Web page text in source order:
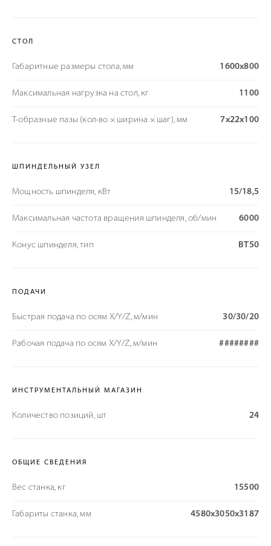
СТОЛ
Габаритные размеры стола, мм 1600x800
Максимальная нагрузка на стол, кг 1100
Т-образные пазы (кол-во × ширина × шаг), мм 7х22x100
ШПИНДЕЛЬНЫЙ УЗЕЛ
Мощность шпинделя, кВт 15/18,5
Максимальная частота вращения шпинделя, об/мин 6000
Конус шпинделя, тип BT50
ПОДАЧИ
Быстрая подача по осям X/Y/Z, м/мин 30/30/20
Рабочая подача по осям X/Y/Z, м/мин ########
ИНСТРУМЕНТАЛЬНЫЙ МАГАЗИН
Количество позиций, шт 24
ОБЩИЕ СВЕДЕНИЯ
Вес станка, кг 15500
Габариты станка, мм 4580x3050x3187